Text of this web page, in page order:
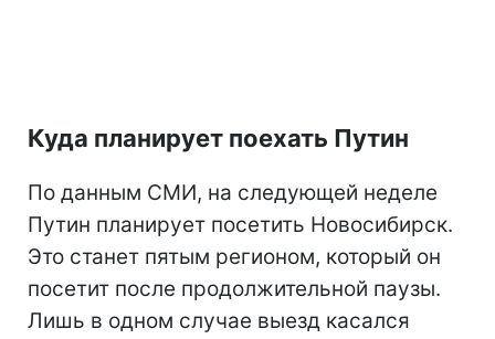
Куда планирует поехать Путин
По данным СМИ, на следующей неделе
Путин планирует посетить Новосибирск.
Это станет пятым регионом, который он
посетит после продолжительной паузы.
Лишь в одном случае выезд касался